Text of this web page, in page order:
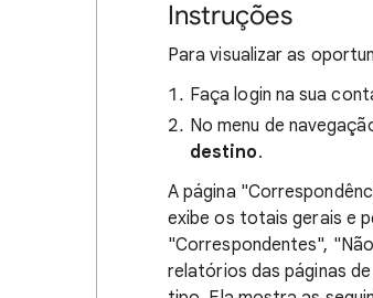
Instruções
Para visualizar as
Faça login na sua
No menu de
destino.
A página
exibe os totais gerais e
"Correspondentes",
relatórios das páginas